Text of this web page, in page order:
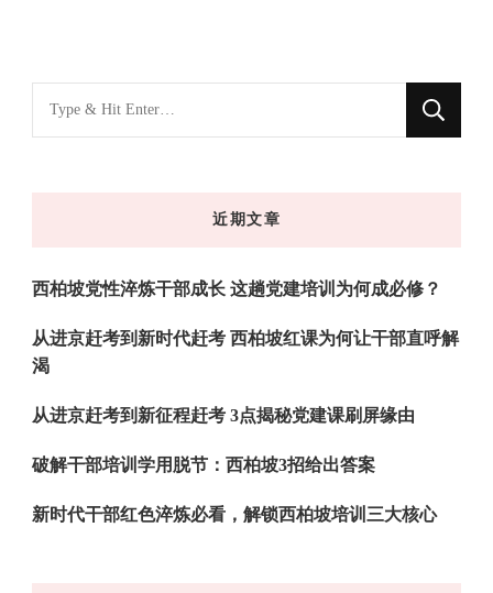
找
什
近期文章
西柏坡党性淬炼干部成长 这趟党建培训为何成必修？
从进京赶考到新时代赶考 西柏坡红课为何让干部直呼解
渴
从进京赶考到新征程赶考 3点揭秘党建课刷屏缘由
破解干部培训学用脱节：西柏坡3招给出答案
新时代干部红色淬炼必看，解锁西柏坡培训三大核心